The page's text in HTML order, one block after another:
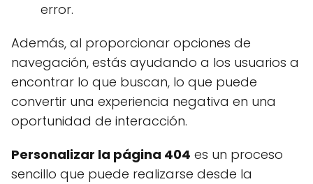
error.
Además, al proporcionar opciones de
navegación, estás ayudando a los usuarios a
encontrar lo que buscan, lo que puede
convertir una experiencia negativa en una
oportunidad de interacción.
Personalizar la página 404 es un proceso
sencillo que puede realizarse desde la